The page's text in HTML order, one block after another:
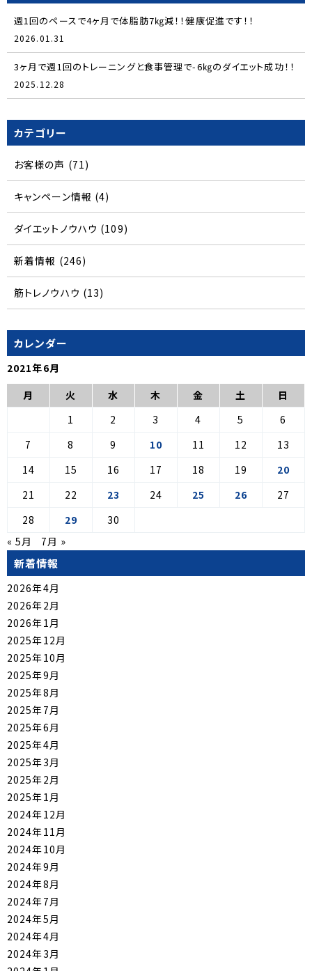
週1回のペースで4ヶ月で体脂肪7㎏減！！健康促進です！！
2026.01.31
3ヶ月で週1回のトレーニングと食事管理で-6㎏のダイエット成功！！
2025.12.28
カテゴリー
お客様の声 (71)
キャンペーン情報 (4)
ダイエットノウハウ (109)
新着情報 (246)
筋トレノウハウ (13)
カレンダー
2021年6月
月
火 水 木 金 土
日
1
2 3 4 5
6
7
8 9 10 11 12
13
14
15 16 17 18 19
20
21
22 23 24 25 26
27
28
29
30
« 5月
7月 »
新着情報
2026年4月
2026年2月
2026年1月
2025年12月
2025年10月
2025年9月
2025年8月
2025年7月
2025年6月
2025年4月
2025年3月
2025年2月
2025年1月
2024年12月
2024年11月
2024年10月
2024年9月
2024年8月
2024年7月
2024年5月
2024年4月
2024年3月